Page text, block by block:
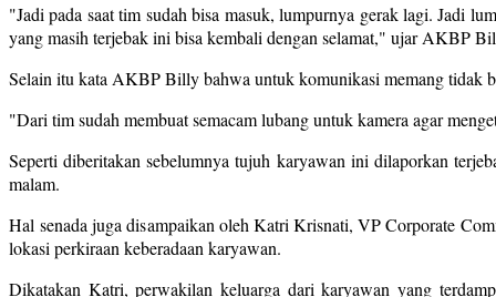
"Jadi pada saat tim sudah bisa masuk, lumpurnya gerak lagi. Jadi
yang masih terjebak ini bisa kembali dengan selamat," ujar AKBP
Selain itu kata AKBP Billy bahwa untuk komunikasi memang tidak
"Dari tim sudah membuat semacam lubang untuk kamera agar
Seperti diberitakan sebelumnya tujuh karyawan ini dilaporkan
malam.
Hal senada juga disampaikan oleh Katri Krisnati, VP Corporate
lokasi perkiraan keberadaan karyawan.
Dikatakan Katri, perwakilan keluarga dari karyawan yang